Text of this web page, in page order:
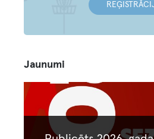
Jaunumi
Image